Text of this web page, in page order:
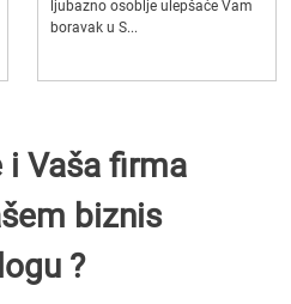
ljubazno osoblje ulepšaće Vam
boravak u S...
i Vaša firma
biznis
?